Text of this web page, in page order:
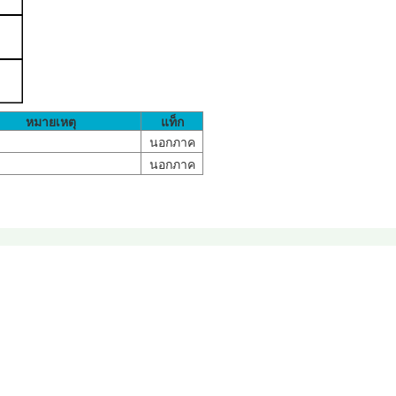
หมายเหตุ
แท็ก
นอกภาค
นอกภาค